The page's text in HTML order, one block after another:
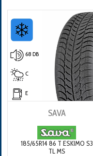
68 DB
C
E
SAVA
185/65R14 86 T ESKIMO S3
TL MS